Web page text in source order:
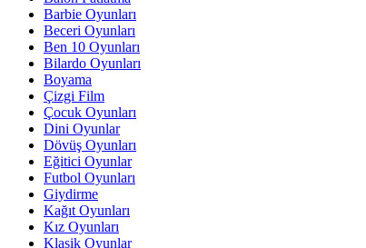
Barbie Oyunları
Beceri Oyunları
Ben 10 Oyunları
Bilardo Oyunları
Boyama
Çizgi Film
Çocuk Oyunları
Dini Oyunlar
Dövüş Oyunları
Eğitici Oyunlar
Futbol Oyunları
Giydirme
Kağıt Oyunları
Kız Oyunları
Klasik Oyunlar